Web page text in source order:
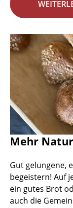
Mehr
Gut gelungene,
begeistern! Auf
ein gutes Brot
auch die